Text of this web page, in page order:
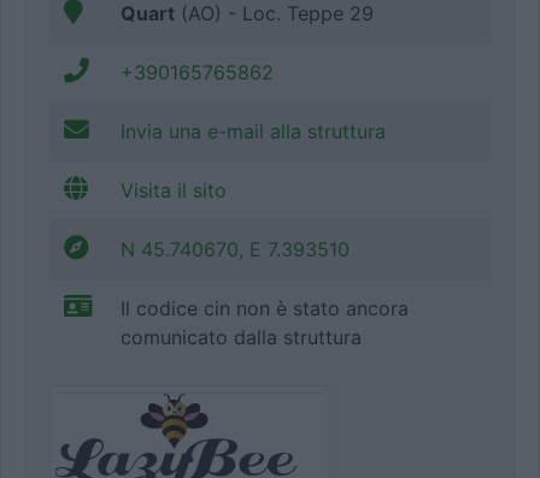
Quart (AO) - Loc. Teppe 29
+390165765862
Invia una e-mail alla struttura
Visita il sito
N 45.740670, E 7.393510
Il codice cin non è stato ancora
comunicato dalla struttura